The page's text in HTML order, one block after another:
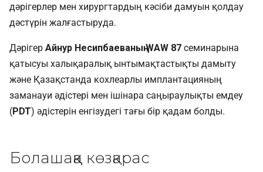
дәрігерлер мен хирургтардың кәсіби дамуын қолдау
дәстүрін жалғастыруда.
Дәрігер Айнур Несипбаеваның WAW 87 семинарына
қатысуы халықаралық ынтымақтастықты дамыту
және Қазақстанда кохлеарлы имплантацияның
заманауи әдістері мен ішінара саңыраулықты емдеу
(PDT) әдістерін енгізудегі тағы бір қадам болды.
Болашаққа көзқарас